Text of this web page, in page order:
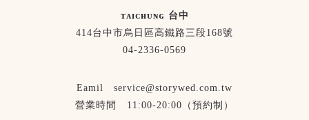
ᴛᴀɪᴄʜᴜɴɢ 台中
414台中市烏日區高鐵路三段168號
04-2336-0569
Eamil service@storywed.com.tw
營業時間 11:00-20:00（預約制）